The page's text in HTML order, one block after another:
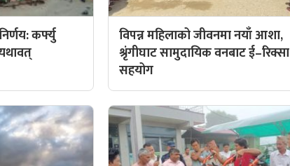
कर्फ्यु
विपन्न महिलाको जीवनमा नयाँ आशा,
श्रृंगीघाट सामुदायिक वनबाट ई–रिक्सा
सहयोग